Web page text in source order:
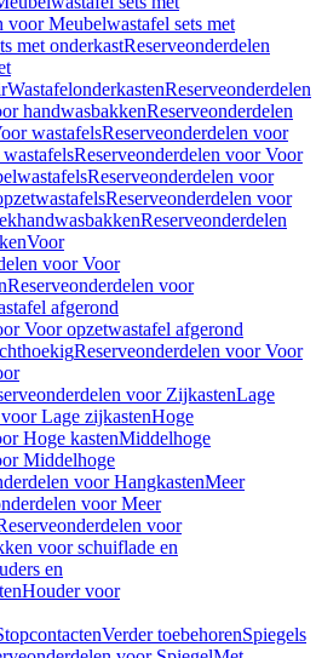
voor Meubelwastafel sets met
met onderkastReserveonderdelen
WastafelonderkastenReserveonderdelen
handwasbakkenReserveonderdelen
wastafelsReserveonderdelen voor
Reserveonderdelen voor Voor
Reserveonderdelen voor
Reserveonderdelen voor
Reserveonderdelen
Voor
voor Voor
Reserveonderdelen voor
afgerond
Voor opzetwastafel afgerond
Reserveonderdelen voor Voor
voor ZijkastenLage
Lage zijkastenHoge
Hoge kastenMiddelhoge
Middelhoge
voor HangkastenMeer
voor Meer
voor
voor schuiflade en
en
Houder voor
Verder toebehorenSpiegels